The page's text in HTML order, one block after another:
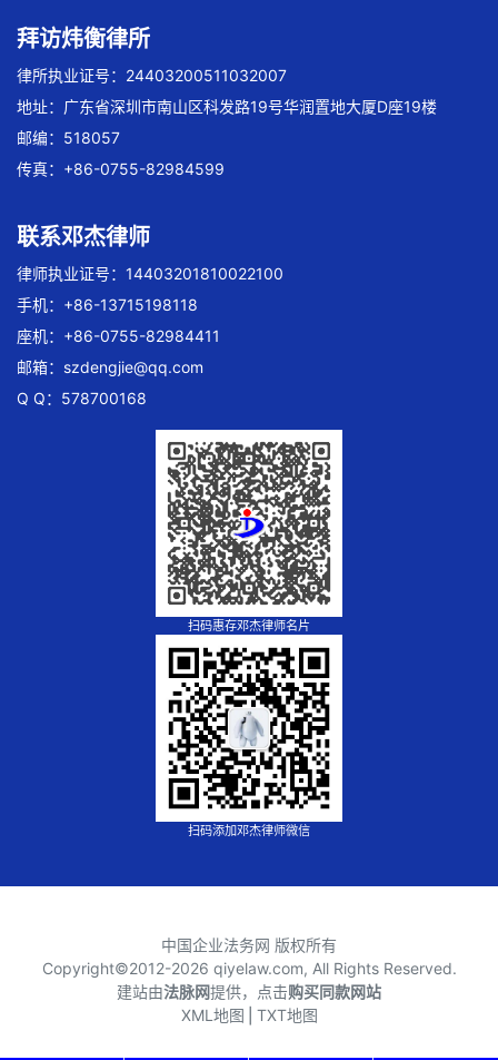
拜访炜衡律所
律所执业证号：24403200511032007
地址：广东省深圳市南山区科发路19号华润置地大厦D座19楼
邮编：518057
传真：+86-0755-82984599
联系邓杰律师
律师执业证号：14403201810022100
手机：+86-13715198118
座机：+86-0755-82984411
邮箱： szdengjie@qq.com
Q Q：578700168
扫码惠存邓杰律师名片
扫码添加邓杰律师微信
中国企业法务网 版权所有
Copyright©2012-2026 qiyelaw.com, All Rights Reserved.
建站由法脉网提供，点击购买同款网站
XML地图 TXT地图